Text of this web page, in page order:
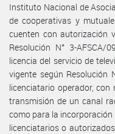
Instituto Nacional de
de cooperativas y
cuenten con autorización
Resolución N° 3-
licencia del servicio de
vigente según Resolución
licenciatario operador,
transmisión de un canal
como para la
licenciatarios o